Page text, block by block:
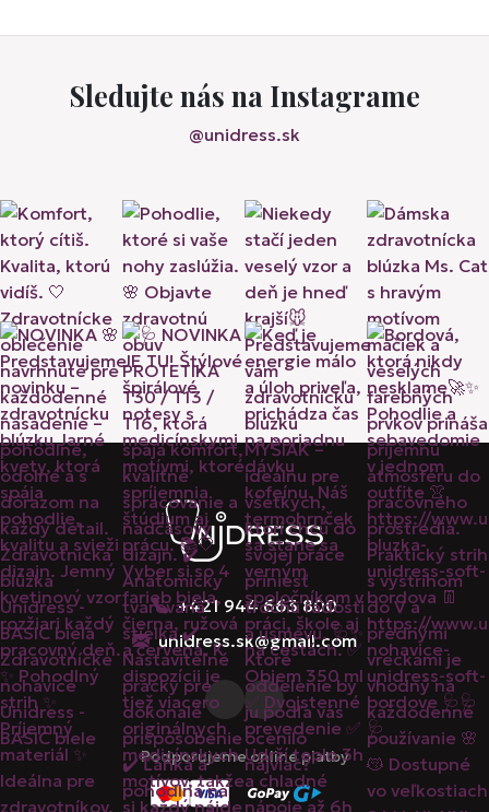
Sledujte nás na Instagrame
@unidress.sk
+421 944 663 800
unidress.sk@gmail.com
Podporujeme online platby